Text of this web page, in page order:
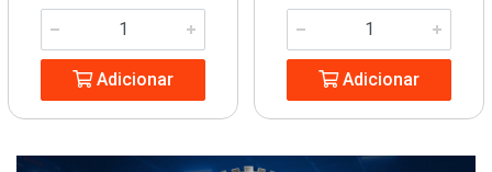
Adicionar Adicionar